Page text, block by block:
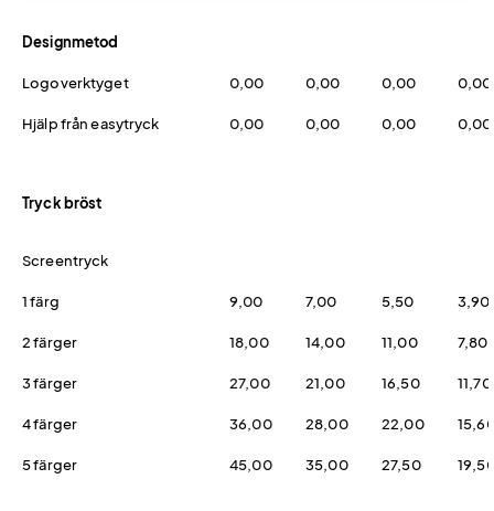
Designmetod
Logoverktyget 0,00 0,00 0,00 0,00
Hjälp från easytryck 0,00 0,00 0,00 0,00
Tryck bröst
Screentryck
1 färg 9,00 7,00 5,50 3,90
2 färger 18,00 14,00 11,00 7,80
3 färger 27,00 21,00 16,50 11,70
4 färger 36,00 28,00 22,00
5 färger 45,00 35,00 27,50